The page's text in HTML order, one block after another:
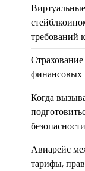
требований
финансовых
Когда
безопасности
Авиарейс
тарифы,